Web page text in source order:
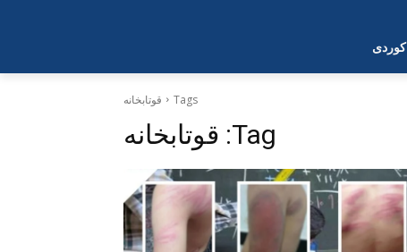
کوردی
Tags قوتابخانە
Tag: قوتابخانە